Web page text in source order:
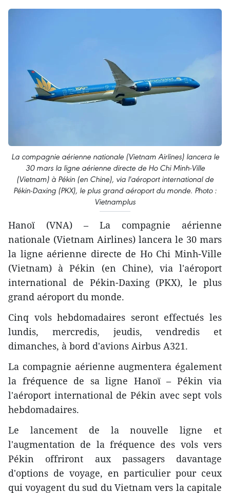
La compagnie aérienne nationale (Vietnam Airlines) lancera le
30 mars la ligne aérienne directe de Ho Chi Minh-Ville
(Vietnam) à Pékin (en Chine), via l'aéroport international de
Pékin-Daxing (PKX), le plus grand aéroport du monde. Photo :
Vietnamplus
Hanoï (VNA) – La compagnie aérienne
nationale (Vietnam Airlines) lancera le 30 mars
la ligne aérienne directe de Ho Chi Minh-Ville
(Vietnam) à Pékin (en Chine), via l'aéroport
international de Pékin-Daxing (PKX), le plus
grand aéroport du monde.
Cinq vols hebdomadaires seront effectués les
lundis, mercredis, jeudis, vendredis et
dimanches, à bord d'avions Airbus A321.
La compagnie aérienne augmentera également
la fréquence de sa ligne Hanoï – Pékin via
l'aéroport international de Pékin avec sept vols
hebdomadaires.
Le lancement de la nouvelle ligne et
l'augmentation de la fréquence des vols vers
Pékin offriront aux passagers davantage
d'options de voyage, en particulier pour ceux
qui voyagent du sud du Vietnam vers la capitale